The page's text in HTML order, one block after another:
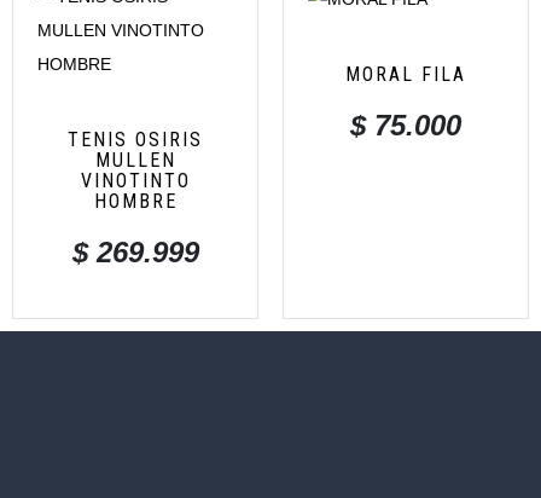
TENIS OSIRIS
MULLEN
VINOTINTO
HOMBRE
$269.999
MORAL FILA
$75.000